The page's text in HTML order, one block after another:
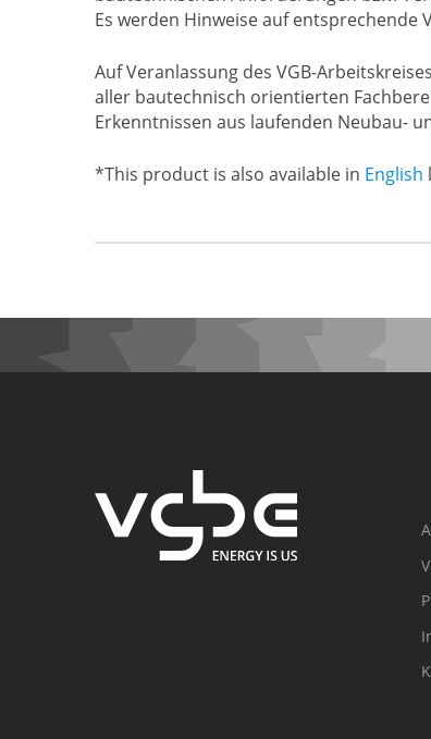
Es werden Hinweise auf entsprechende
Auf Veranlassung des VGB-
aller bautechnisch orientierten
Erkenntnissen aus laufenden Neubau-
*This product is also available in English